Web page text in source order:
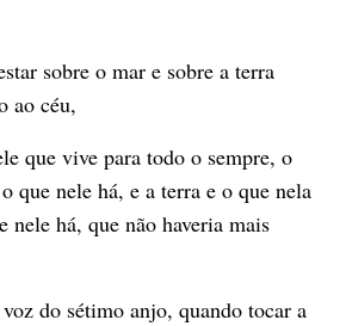
sobre o mar e sobre a terra
ao céu,
que vive para todo o sempre, o
que nele há, e a terra e o que nela
nele há, que não haveria mais
do sétimo anjo, quando tocar a